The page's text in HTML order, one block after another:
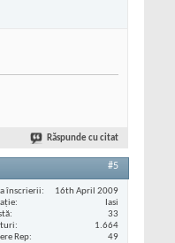
Răspunde cu citat
#5
înscrierii
16th April 2009
Iasi
33
1.664
Rep
49